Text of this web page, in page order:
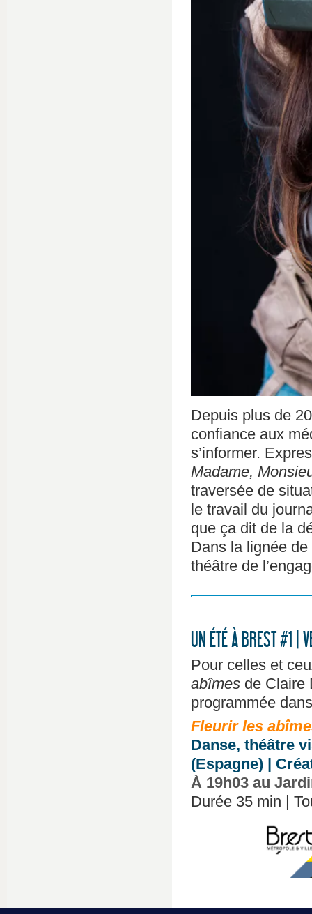
Depuis plus de
confiance aux
s’informer.
Madame,
traversée de
le travail du
que ça dit de la
Dans la lignée
théâtre de
UN ÉTÉ À BREST #1 |
Pour celles et
abîmesde Claire
programmée
Fleurir les
Danse, théâtre
(Espagne) |
À 19h03 au
Durée 35 min |